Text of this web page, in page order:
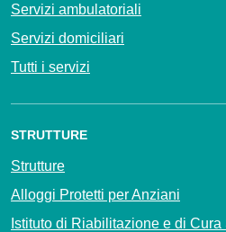
Servizi ambulatoriali
Servizi domiciliari
Tutti i servizi
STRUTTURE
Strutture
Alloggi Protetti per Anziani
Istituto di Riabilitazione e di